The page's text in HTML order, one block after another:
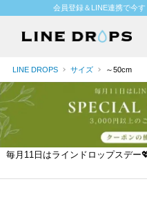
会員登録＆LINE連携で今
LINE DROPS サイズ ～50cm
毎月11日はラインドロップスデー